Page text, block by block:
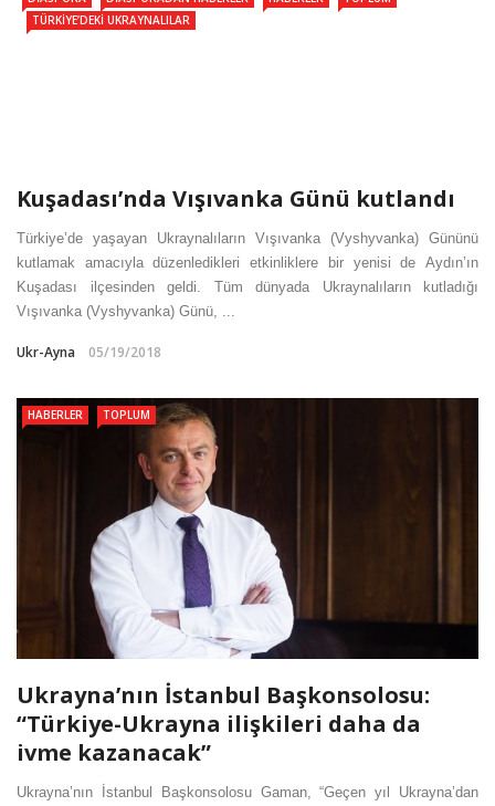
TÜRKIYE’DEKI UKRAYNALILAR
Kuşadası’nda Vışıvanka Günü kutlandı
Türkiye’de yaşayan Ukraynalıların Vışıvanka (Vyshyvanka) Gününü
kutlamak amacıyla düzenledikleri etkinliklere bir yenisi de Aydın’ın
Kuşadası ilçesinden geldi. Tüm dünyada Ukraynalıların kutladığı
Vışıvanka (Vyshyvanka) Günü, ...
Ukr-Ayna 05/19/2018
HABERLER TOPLUM
Ukrayna’nın İstanbul Başkonsolosu:
“Türkiye-Ukrayna ilişkileri daha da
ivme kazanacak”
Ukrayna’nın İstanbul Başkonsolosu Gaman, “Geçen yıl Ukrayna’dan